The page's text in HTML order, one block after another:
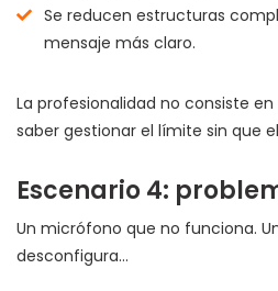
Se reducen estructuras
mensaje más claro.
La profesionalidad no consiste
saber gestionar el límite sin que
Escenario 4:
Un micrófono que no funciona.
desconfigura…